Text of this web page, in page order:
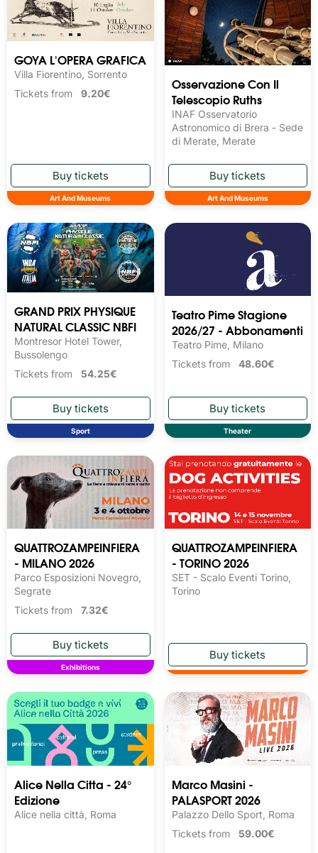
GOYA L'OPERA GRAFICA
Villa Fiorentino, Sorrento
Tickets from 9.20€
Art And Museums
Osservazione Con Il
Telescopio Ruths
INAF Osservatorio
Astronomico di Brera - Sede
di Merate, Merate
Art And Museums
GRAND PRIX PHYSIQUE
NATURAL CLASSIC NBFI
Montresor Hotel Tower,
Bussolengo
Tickets from 54.25€
Sport
Teatro Pime Stagione
2026/27 - Abbonamenti
Teatro Pime, Milano
Tickets from 48.60€
Theater
QUATTROZAMPEINFIERA
- MILANO 2026
Parco Esposizioni Novegro,
Segrate
Tickets from 7.32€
Exhibitions
QUATTROZAMPEINFIERA
- TORINO 2026
SET - Scalo Eventi Torino,
Torino
Alice Nella Citta - 24°
Edizione
Alice nella città, Roma
Marco Masini -
PALASPORT 2026
Palazzo Dello Sport, Roma
Tickets from 59.00€